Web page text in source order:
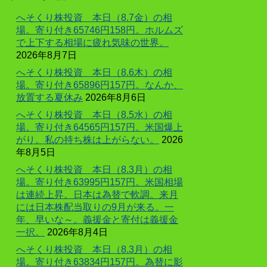
へそくり株投資 本日（8.7金）の相
場。寄り付き65746円158円。ホルムズ
で上下する相場に疲れ気味の世界。
2026年8月7日
へそくり株投資 本日（8.6木）の相
場。寄り付き65896円157円。なんか、
放置する夏休み 2026年8月6日
へそくり株投資 本日（8.5水）の相
場。寄り付き64565円157円。米国爆上
がり。私の持ち株は上がらない。
2026
年8月5日
へそくり株投資 本日（8.3月）の相
場。寄り付き63995円157円。米国相場
は連続上昇。日本は為替で軟調。来月
には日本株配当取りの9月が来る。一
年、早いな～。義援金と寄付は義援金
一択。
2026年8月4日
へそくり株投資 本日（8.3月）の相
場。寄り付き63834円157円。為替に影